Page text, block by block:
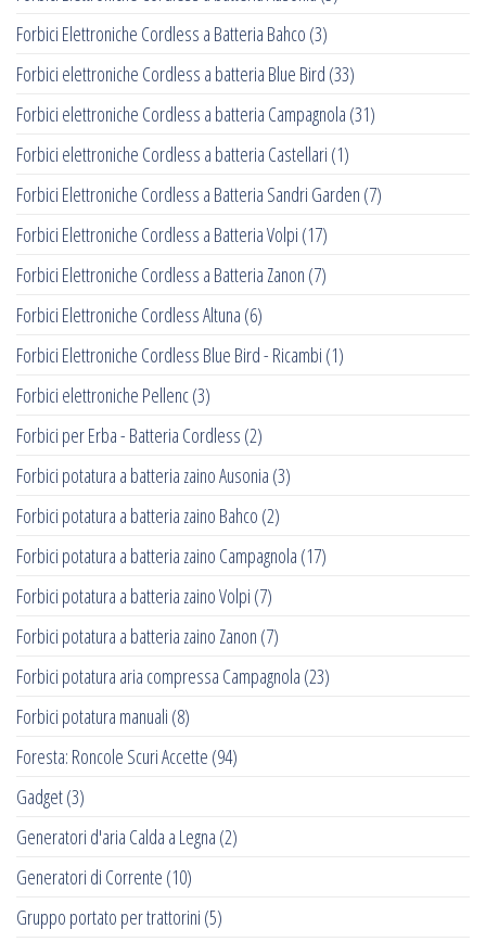
Forbici Elettroniche Cordless a Batteria Bahco (3)
Forbici elettroniche Cordless a batteria Blue Bird (33)
Forbici elettroniche Cordless a batteria Campagnola (31)
Forbici elettroniche Cordless a batteria Castellari (1)
Forbici Elettroniche Cordless a Batteria Sandri Garden (7)
Forbici Elettroniche Cordless a Batteria Volpi (17)
Forbici Elettroniche Cordless a Batteria Zanon (7)
Forbici Elettroniche Cordless Altuna (6)
Forbici Elettroniche Cordless Blue Bird - Ricambi (1)
Forbici elettroniche Pellenc(3)
Forbici per Erba - Batteria Cordless (2)
Forbici potatura a batteria zaino Ausonia (3)
Forbici potatura a batteria zaino Bahco (2)
Forbici potatura a batteria zaino Campagnola (17)
Forbici potatura a batteria zaino Volpi (7)
Forbici potatura a batteria zaino Zanon (7)
Forbici potatura aria compressa Campagnola (23)
Forbici potatura manuali (8)
Foresta: Roncole Scuri Accette (94)
Gadget(3)
Generatori d'aria Calda a Legna (2)
Generatori di Corrente (10)
Gruppo portato per trattorini (5)